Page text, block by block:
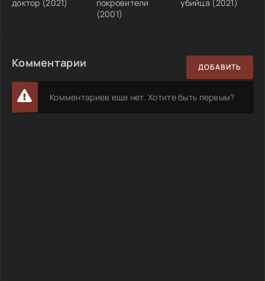
доктор (2021)
покровители
(2001)
убийца (2021)
Комментарии ДОБАВИТЬ
Комментариев еще нет. Хотите быть первым?